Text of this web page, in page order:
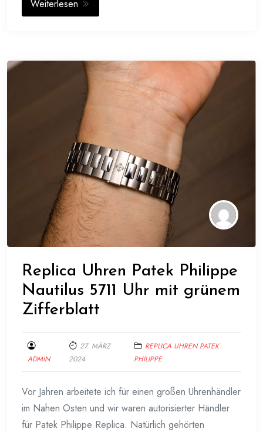
Weiterlesen
Replica Uhren Patek Philippe
Nautilus 5711 Uhr mit grünem
Zifferblatt
ADMIN
27. MÄRZ
2024
REPLICA UHREN PATEK
PHILIPPE
Vor Jahren arbeitete ich für einen großen Uhrenhändler
im Nahen Osten und wir waren autorisierter Händler
für Patek Philippe Replica. Natürlich gehörten